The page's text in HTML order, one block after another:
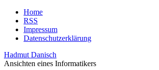
Home
RSS
Impressum
Datenschutzerklärung
Hadmut Danisch
Ansichten eines Informatikers